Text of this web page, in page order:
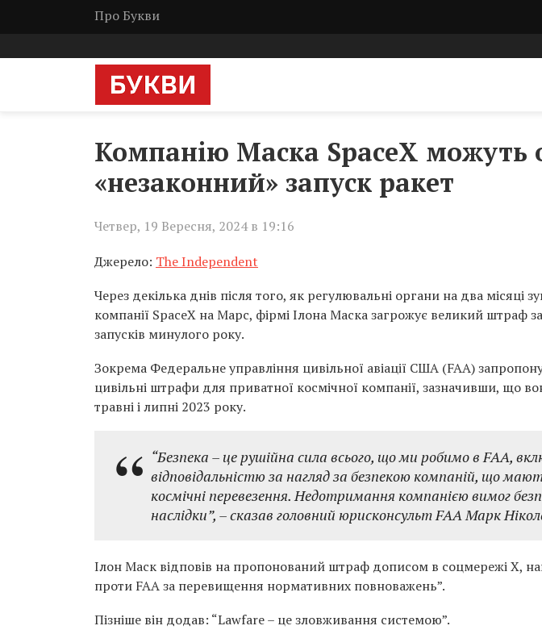
Про Букви
Компанію Маска SpaceX можуть
«незаконний» запуск ракет
Четвер, 19 Вересня, 2024 в 19:16
Джерело: The Independent
Через декілька днів після того, як регулювальні органи на два місяці
компанії SpaceX на Марс, фірмі Ілона Маска загрожує великий штраф
запусків минулого року.
Зокрема Федеральне управління цивільної авіації США (FAA)
цивільні штрафи для приватної космічної компанії, зазначивши, що
травні і липні 2023 року.
“Безпека – це рушійна сила всього, що ми робимо в FAA,
відповідальністю за нагляд за безпекою компаній, що
космічні перевезення. Недотримання компанією вимог
наслідки”, – сказав головний юрисконсульт FAA Марк
Ілон Маск відповів на пропонований штраф дописом в соцмережі X,
проти FAA за перевищення нормативних повноважень”.
Пізніше він додав: “Lawfare – це зловживання системою”.